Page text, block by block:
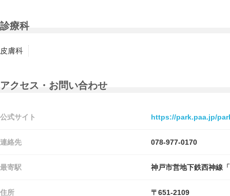
診療科
皮膚科
アクセス・お問い合わせ
公式サイト https://park.paa.jp/
連絡先 078-977-0170
最寄駅 神戸市営地下鉄西神線
住所
〒651-2109